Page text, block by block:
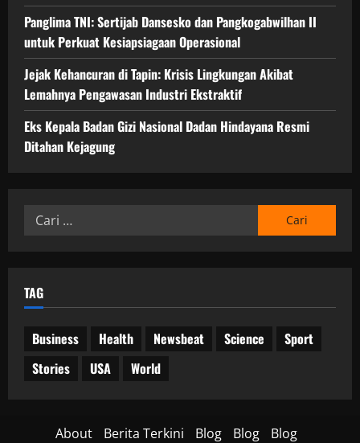
Panglima TNI: Sertijab Dansesko dan Pangkogabwilhan II
untuk Perkuat Kesiapsiagaan Operasional
Jejak Kehancuran di Tapin: Krisis Lingkungan Akibat
Lemahnya Pengawasan Industri Ekstraktif
Eks Kepala Badan Gizi Nasional Dadan Hindayana Resmi
Ditahan Kejagung
Cari
TAG
Business Health Newsbeat Science
Sport
Stories
USA World
About Berita Terkini Blog Blog
Blog